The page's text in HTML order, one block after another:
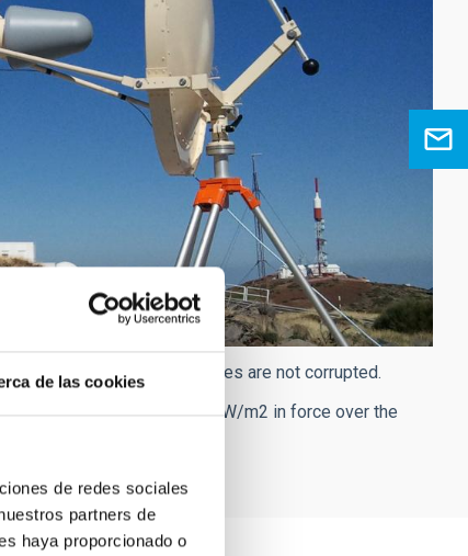
de las cookies
de redes sociales
partners de
haya proporcionado o
at the observatories are not corrupted.
power flux density limit of W/m2 in force over the